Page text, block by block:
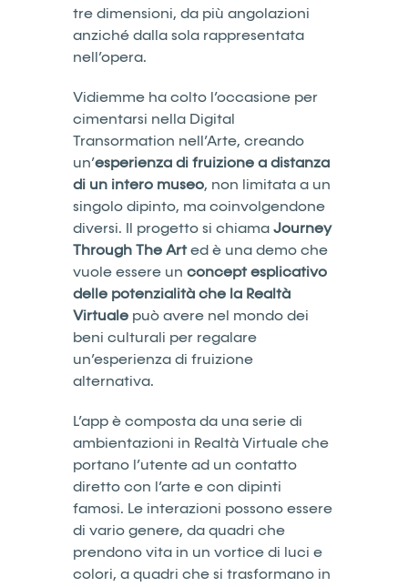
tre dimensioni, da più angolazioni
anziché dalla sola rappresentata
nell’opera.
Vidiemme ha colto l’occasione per
cimentarsi nella Digital
Transormation nell’Arte, creando
un’esperienza di fruizione a distanza
di un intero museo, non limitata a un
singolo dipinto, ma coinvolgendone
diversi. Il progetto si chiama Journey
Through The Arted è una demo che
vuole essere un concept esplicativo
delle potenzialità che la Realtà
Virtuale può avere nel mondo dei
beni culturali per regalare
un’esperienza di fruizione
alternativa.
L’app è composta da una serie di
ambientazioni in Realtà Virtuale che
portano l’utente ad un contatto
diretto con l’arte e con dipinti
famosi. Le interazioni possono essere
di vario genere, da quadri che
prendono vita in un vortice di luci e
colori, a quadri che si trasformano in